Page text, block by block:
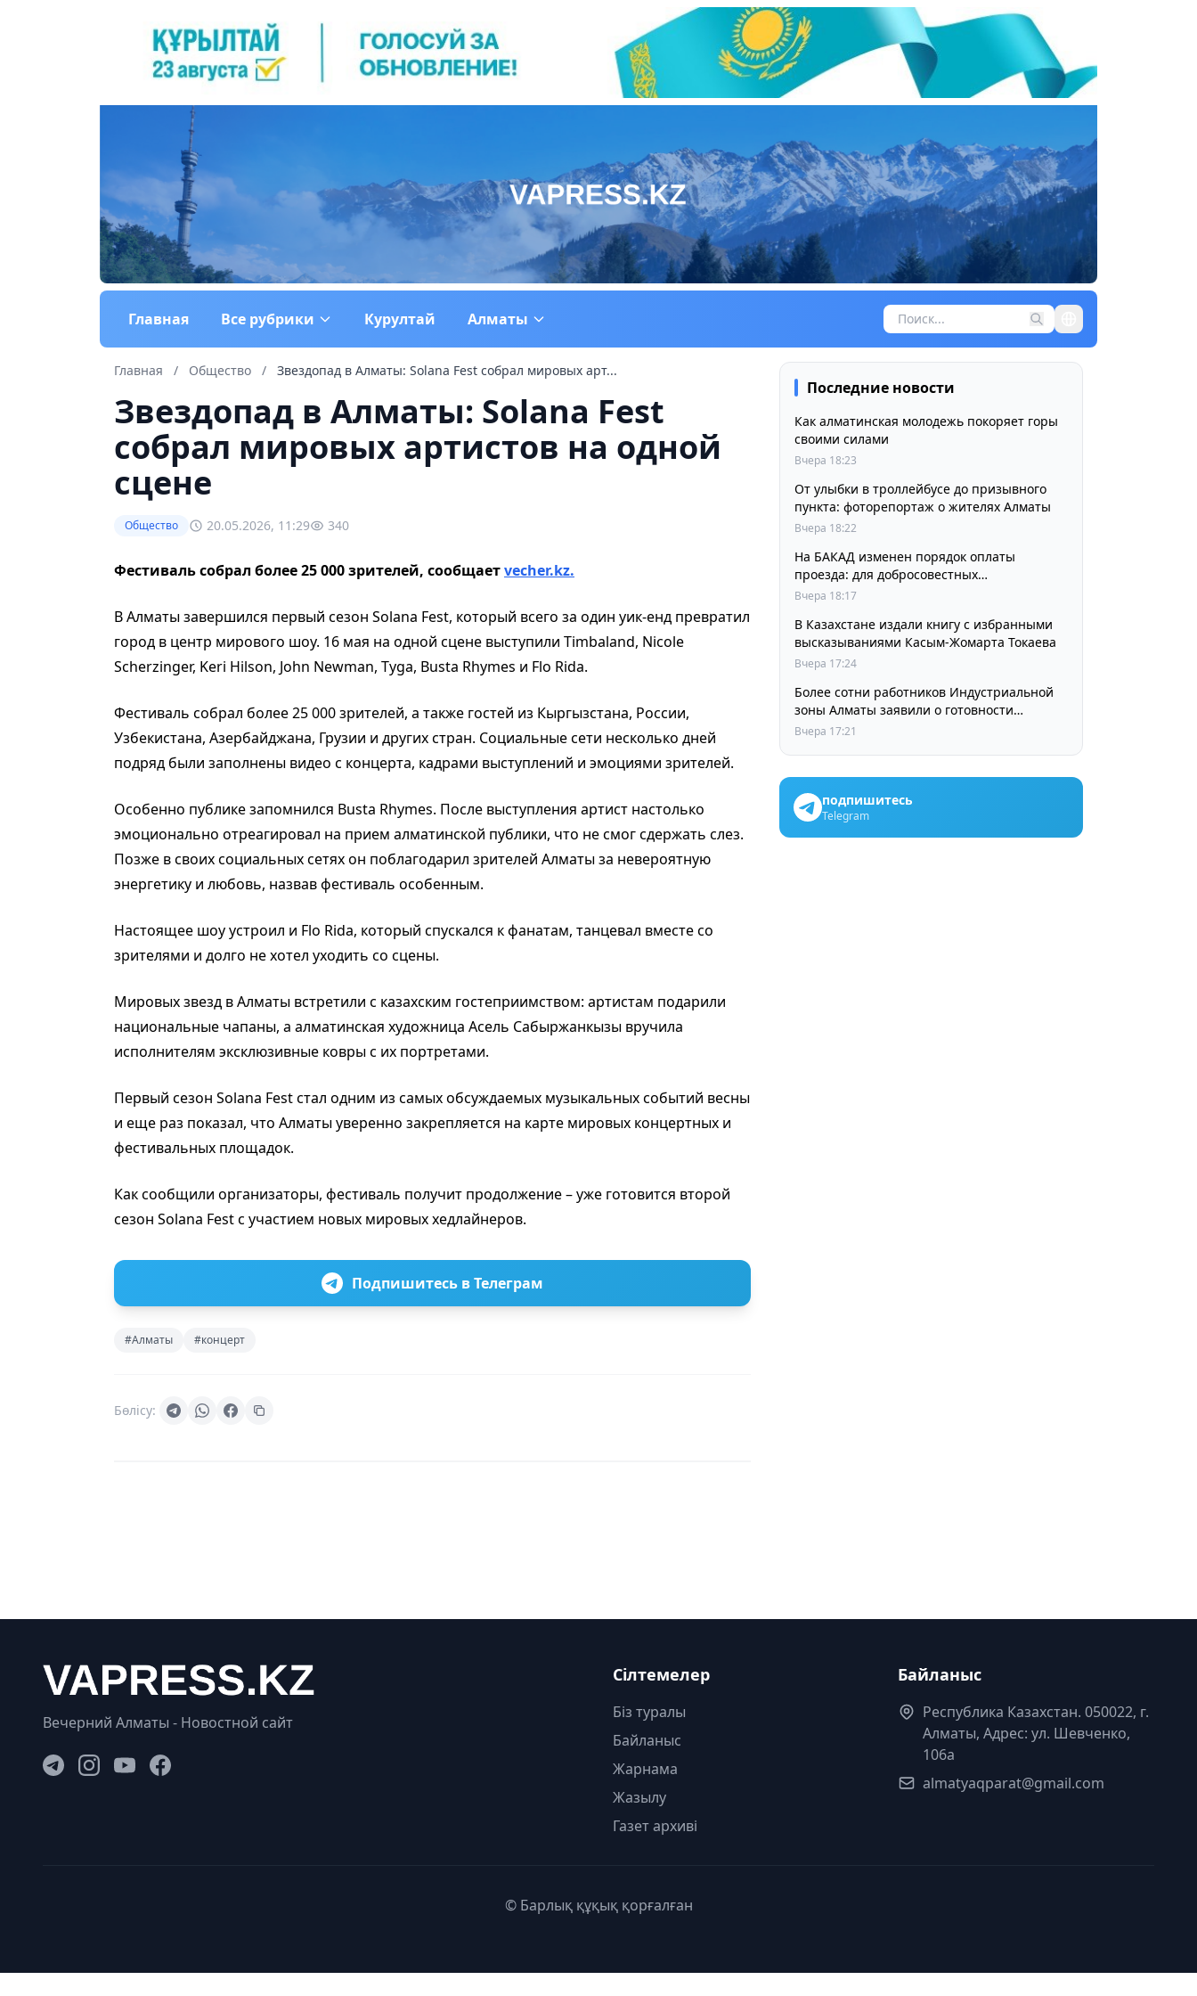
Главная Все рубрики Курултай Алматы
Главная / Общество / Звездопад в Алматы: Solana Fest собрал мировых арт...
Звездопад в Алматы: Solana Fest
собрал мировых артистов на одной
сцене
Общество 20.05.2026, 11:29 340
Фестиваль собрал более 25 000 зрителей, сообщаетvecher.kz.
В Алматы завершился первый сезон Solana Fest, который всего за один уик-енд превратил
город в центр мирового шоу. 16 мая на одной сцене выступили Timbaland, Nicole
Scherzinger, Keri Hilson, John Newman, Tyga, Busta Rhymes и Flo Rida.
Фестиваль собрал более 25 000 зрителей, а также гостей из Кыргызстана, России,
Узбекистана, Азербайджана, Грузии и других стран. Социальные сети несколько дней
подряд были заполнены видео с концерта, кадрами выступлений и эмоциями зрителей.
Особенно публике запомнился Busta Rhymes. После выступления артист настолько
эмоционально отреагировал на прием алматинской публики, что не смог сдержать слез.
Позже в своих социальных сетях он поблагодарил зрителей Алматы за невероятную
энергетику и любовь, назвав фестиваль особенным.
Настоящее шоу устроил и Flo Rida, который спускался к фанатам, танцевал вместе со
зрителями и долго не хотел уходить со сцены.
Мировых звезд в Алматы встретили с казахским гостеприимством: артистам подарили
национальные чапаны, а алматинская художница Асель Сабыржанкызы вручила
исполнителям эксклюзивные ковры с их портретами.
Первый сезон Solana Fest стал одним из самых обсуждаемых музыкальных событий весны
и еще раз показал, что Алматы уверенно закрепляется на карте мировых концертных и
фестивальных площадок.
Как сообщили организаторы, фестиваль получит продолжение – уже готовится второй
сезон Solana Fest с участием новых мировых хедлайнеров.
Подпишитесь в Телеграм
#Алматы #концерт
Бөлісу:
Последние новости
Как алматинская молодежь покоряет горы
своими силами
Вчера 18:23
От улыбки в троллейбусе до призывного
пункта: фоторепортаж о жителях Алматы
Вчера 18:22
На БАКАД изменен порядок оплаты
проезда: для добросовестных
пользователей стоимость остается
Вчера 18:17
В Казахстане издали книгу с избранными
высказываниями Касым-Жомарта Токаева
Вчера 17:24
Более сотни работников Индустриальной
зоны Алматы заявили о готовности
принять участие в выборах членов
Вчера 17:21
подпишитесь
Telegram
Вечерний Алматы - Новостной сайт
Сілтемелер
Біз туралы
Байланыс
Жарнама
Жазылу
Газет архиві
Байланыс
Республика Казахстан. 050022, г.
Алматы, Адрес: ул. Шевченко,
106а
almatyaqparat@gmail.com
© Барлық құқық қорғалған